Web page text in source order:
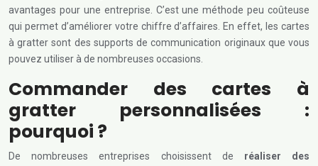
avantages pour une entreprise. C’est une méthode peu coûteuse
qui permet d’améliorer votre chiffre d’affaires. En effet, les cartes
à gratter sont des supports de communication originaux que vous
pouvez utiliser à de nombreuses occasions.
Commander des cartes à
gratter personnalisées :
pourquoi ?
De nombreuses entreprises choisissent de réaliser des